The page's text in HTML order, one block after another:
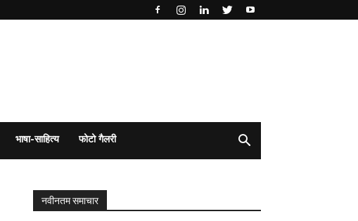
भाषा-साहित्य फोटो गैलरी
नवीनतम समाचार